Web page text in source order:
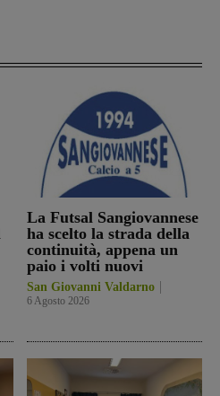
La Futsal Sangiovannese
ha scelto la strada della
continuità, appena un
paio i volti nuovi
San Giovanni Valdarno
6 Agosto 2026